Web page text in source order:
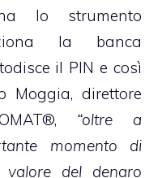
lo strumento
la banca
il PIN e così
Moggia, direttore
“oltre a
momento di
valore del denaro